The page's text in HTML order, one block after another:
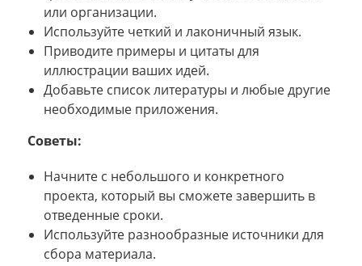
или организации.
Используйте четкий и лаконичный язык.
Приводите примеры и цитаты для
иллюстрации ваших идей.
Добавьте список литературы и любые другие
необходимые приложения.
Советы:
Начните с небольшого и конкретного
проекта, который вы сможете завершить в
отведенные сроки.
Используйте разнообразные источники для
сбора материала.